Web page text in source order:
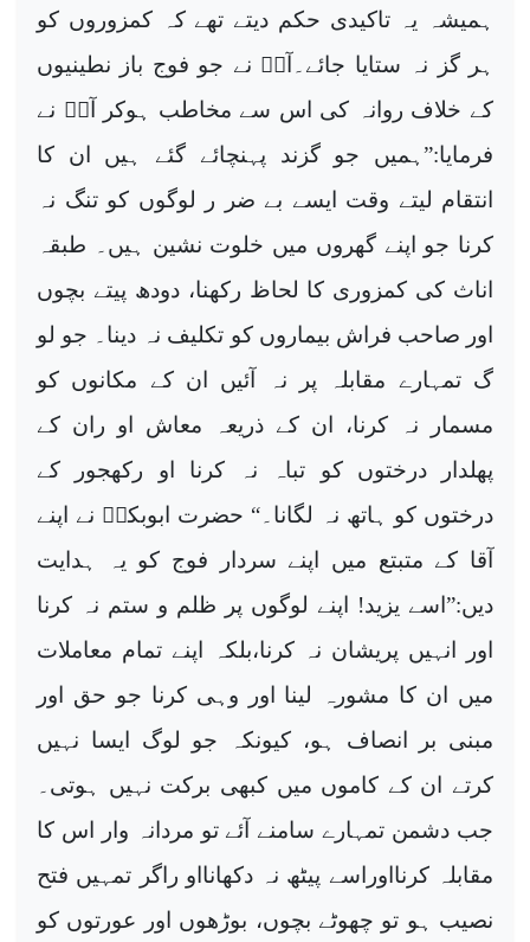
ہمیشہ یہ تاکیدی حکم دیتے تھے کہ کمزوروں کو
ہر گز نہ ستایا جائے۔آپؐ نے جو فوج باز نطینیوں
کے خلاف روانہ کی اس سے مخاطب ہوکر آپؐ نے
فرمایا:”ہمیں جو گزند پہنچائے گئے ہیں ان کا
انتقام لیتے وقت ایسے بے ضر ر لوگوں کو تنگ نہ
کرنا جو اپنے گھروں میں خلوت نشین ہیں۔ طبقہ
اناث کی کمزوری کا لحاظ رکھنا، دودھ پیتے بچوں
اور صاحب فراش بیماروں کو تکلیف نہ دینا۔ جو لو
گ تمہارے مقابلہ پر نہ آئیں ان کے مکانوں کو
مسمار نہ کرنا، ان کے ذریعہ معاش او ران کے
پھلدار درختوں کو تباہ نہ کرنا او رکھجور کے
درختوں کو ہاتھ نہ لگانا۔“ حضرت ابوبکرؓ نے اپنے
آقا کے متبتع میں اپنے سردار فوج کو یہ ہدایت
دیں:”اسے یزید! اپنے لوگوں پر ظلم و ستم نہ کرنا
اور انہیں پریشان نہ کرنا،بلکہ اپنے تمام معاملات
میں ان کا مشورہ لینا اور وہی کرنا جو حق اور
مبنی بر انصاف ہو، کیونکہ جو لوگ ایسا نہیں
کرتے ان کے کاموں میں کبھی برکت نہیں ہوتی۔
جب دشمن تمہارے سامنے آئے تو مردانہ وار اس کا
مقابلہ کرنااوراسے پیٹھ نہ دکھانااو راگر تمہیں فتح
نصیب ہو تو چھوٹے بچوں، بوڑھوں اور عورتوں کو